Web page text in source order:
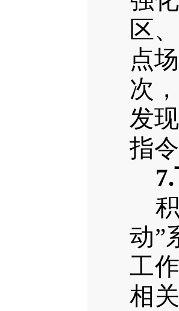
区
点
次
发
指
7.
动”
工
相